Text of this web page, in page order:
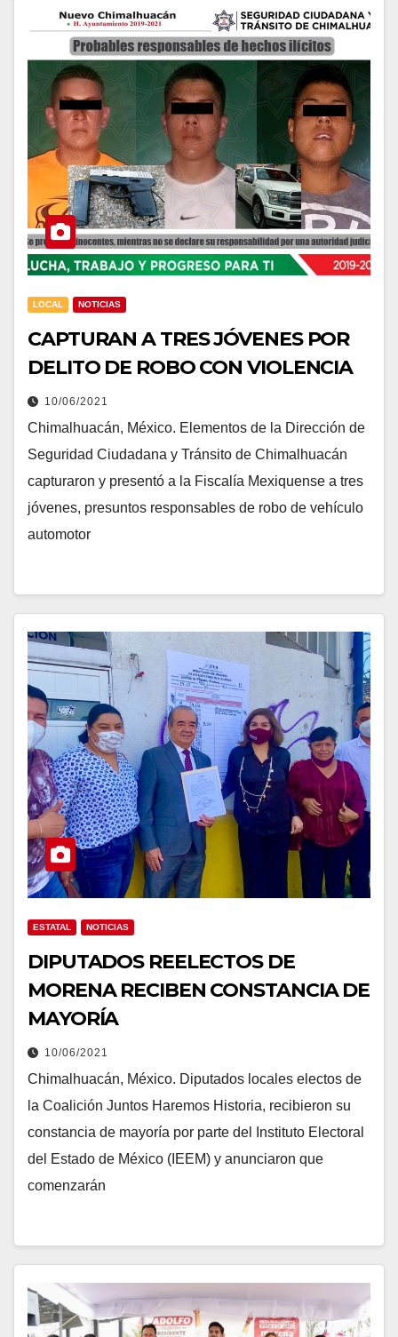
LOCAL NOTICIAS
CAPTURAN A TRES JÓVENES POR
DELITO DE ROBO CON VIOLENCIA
10/06/2021
Chimalhuacán, México. Elementos de la Dirección de
Seguridad Ciudadana y Tránsito de Chimalhuacán
capturaron y presentó a la Fiscalía Mexiquense a tres
jóvenes, presuntos responsables de robo de vehículo
automotor
ESTATAL NOTICIAS
DIPUTADOS REELECTOS DE
MORENA RECIBEN CONSTANCIA DE
MAYORÍA
10/06/2021
Chimalhuacán, México. Diputados locales electos de
la Coalición Juntos Haremos Historia, recibieron su
constancia de mayoría por parte del Instituto Electoral
del Estado de México (IEEM) y anunciaron que
comenzarán